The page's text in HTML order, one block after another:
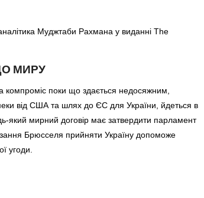
Муджтаби Рахмана у виданні The
МИРУ
компроміс поки що здається недосяжним,
від США та шлях до ЄС для України, йдеться в
який мирний договір має затвердити парламент
Брюсселя прийняти Україну допоможе
угоди.